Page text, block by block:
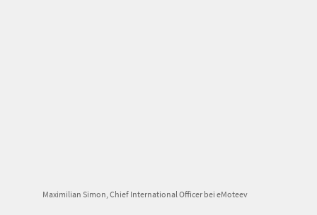
Maximilian Simon, Chief International Officer bei eMoteev